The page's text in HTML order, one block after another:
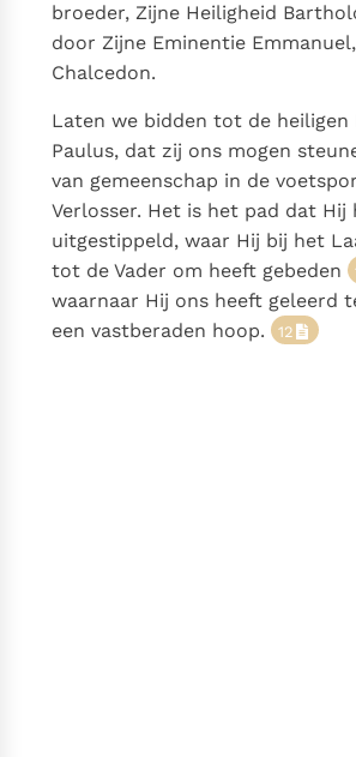
broeder, Zijne Heiligheid
door Zijne Eminentie
Chalcedon.
Laten we bidden tot de heiligen
Paulus, dat zij ons mogen
van gemeenschap in de
Verlosser. Het is het pad dat Hij
uitgestippeld, waar Hij bij het
tot de Vader om heeft gebeden
waarnaar Hij ons heeft geleerd
een vastberaden hoop.
12